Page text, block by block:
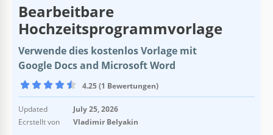
Bearbeitbare
Hochzeitsprogrammvorlage
Verwende dies kostenlos Vorlage mit
Google Docs and Microsoft Word
4.25 (1 Bewertungen)
Updated
July 25, 2026
Ecrstellt von
Vladimir Belyakin